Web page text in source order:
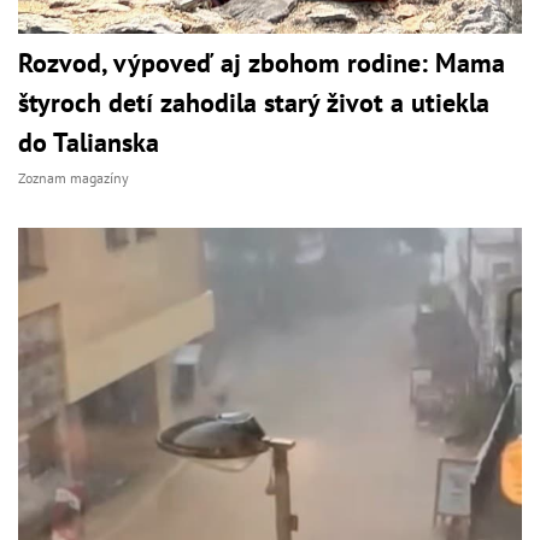
Rozvod, výpoveď aj zbohom rodine: Mama
štyroch detí zahodila starý život a utiekla
do Talianska
Zoznam magazíny